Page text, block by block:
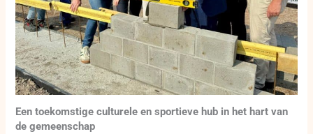
Een toekomstige culturele en sportieve hub in het hart van
de gemeenschap